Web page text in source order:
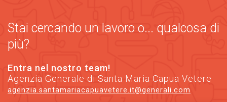
Stai cercando un lavoro o... qualcosa di
più?
Entra nel nostro team!
Agenzia Generale di Santa Maria Capua Vetere
agenzia.santamariacapuavetere.it@generali.com